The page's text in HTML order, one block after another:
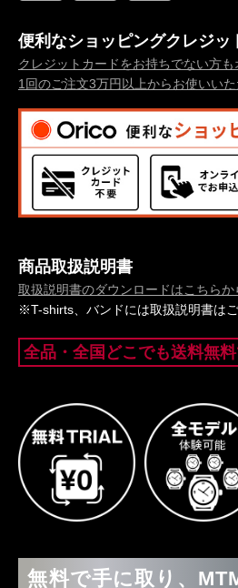
便利なショッピングクレジッ
クレジットカードをお持ちでない方
1回のご注文3万円以上からお使いいた
商品取扱説明書
取扱説明書のダウンロードはこちらか
※T-shirts、バンドには取扱説明書はご
全品・全国どこでも送料無
無料で手に取り、